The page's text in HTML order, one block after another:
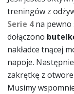
treningów z
Serie 4na pewno
dołączono
nakładce tnącej
napoje.
zakrętkę z
Musimy